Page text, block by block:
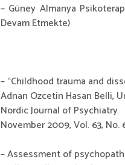
– Güney Almanya
Devam Etmekte)
– “Childhood trauma and
Adnan Ozcetin Hasan Belli,
Nordic Journal of Psychiatry
November 2009, Vol. 63, No.
– Assessment of